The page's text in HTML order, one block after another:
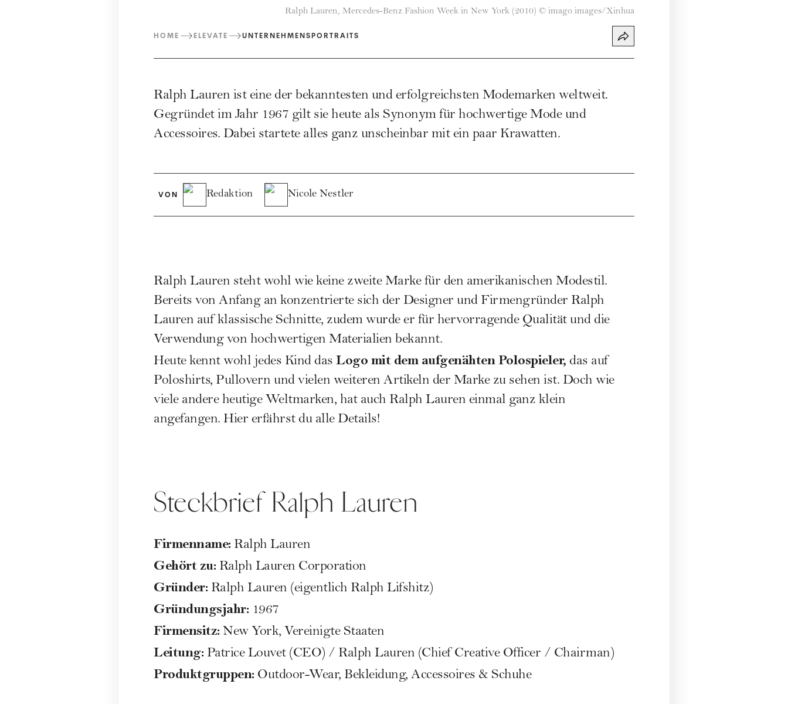
Ralph Lauren, Mercedes-Benz Fashion Week in New York (2010) © imago images/Xinhua
HOME ELEVATE UNTERNEHMENSPORTRAITS
Ralph Lauren ist eine der bekanntesten und erfolgreichsten Modemarken weltweit.
Gegründet im Jahr 1967 gilt sie heute als Synonym für hochwertige Mode und
Accessoires. Dabei startete alles ganz unscheinbar mit ein paar Krawatten.
VON Redaktion Nicole Nestler
Ralph Lauren steht wohl wie keine zweite Marke für den amerikanischen Modestil.
Bereits von Anfang an konzentrierte sich der Designer und Firmengründer Ralph
Lauren auf klassische Schnitte, zudem wurde er für hervorragende Qualität und die
Verwendung von hochwertigen Materialien bekannt.
Heute kennt wohl jedes Kind das Logo mit dem aufgenähten Polospieler, das auf
Poloshirts, Pullovern und vielen weiteren Artikeln der Marke zu sehen ist. Doch wie
viele andere heutige Weltmarken, hat auch Ralph Lauren einmal ganz klein
angefangen. Hier erfährst du alle Details!
Steckbrief Ralph Lauren
Firmenname:Ralph Lauren
Gehört zu:Ralph Lauren Corporation
Gründer:Ralph Lauren (eigentlich Ralph Lifshitz)
Gründungsjahr:1967
Firmensitz:New York, Vereinigte Staaten
Leitung: Patrice Louvet (CEO) / Ralph Lauren (Chief Creative Officer / Chairman)
Produktgruppen:Outdoor-Wear, Bekleidung, Accessoires & Schuhe